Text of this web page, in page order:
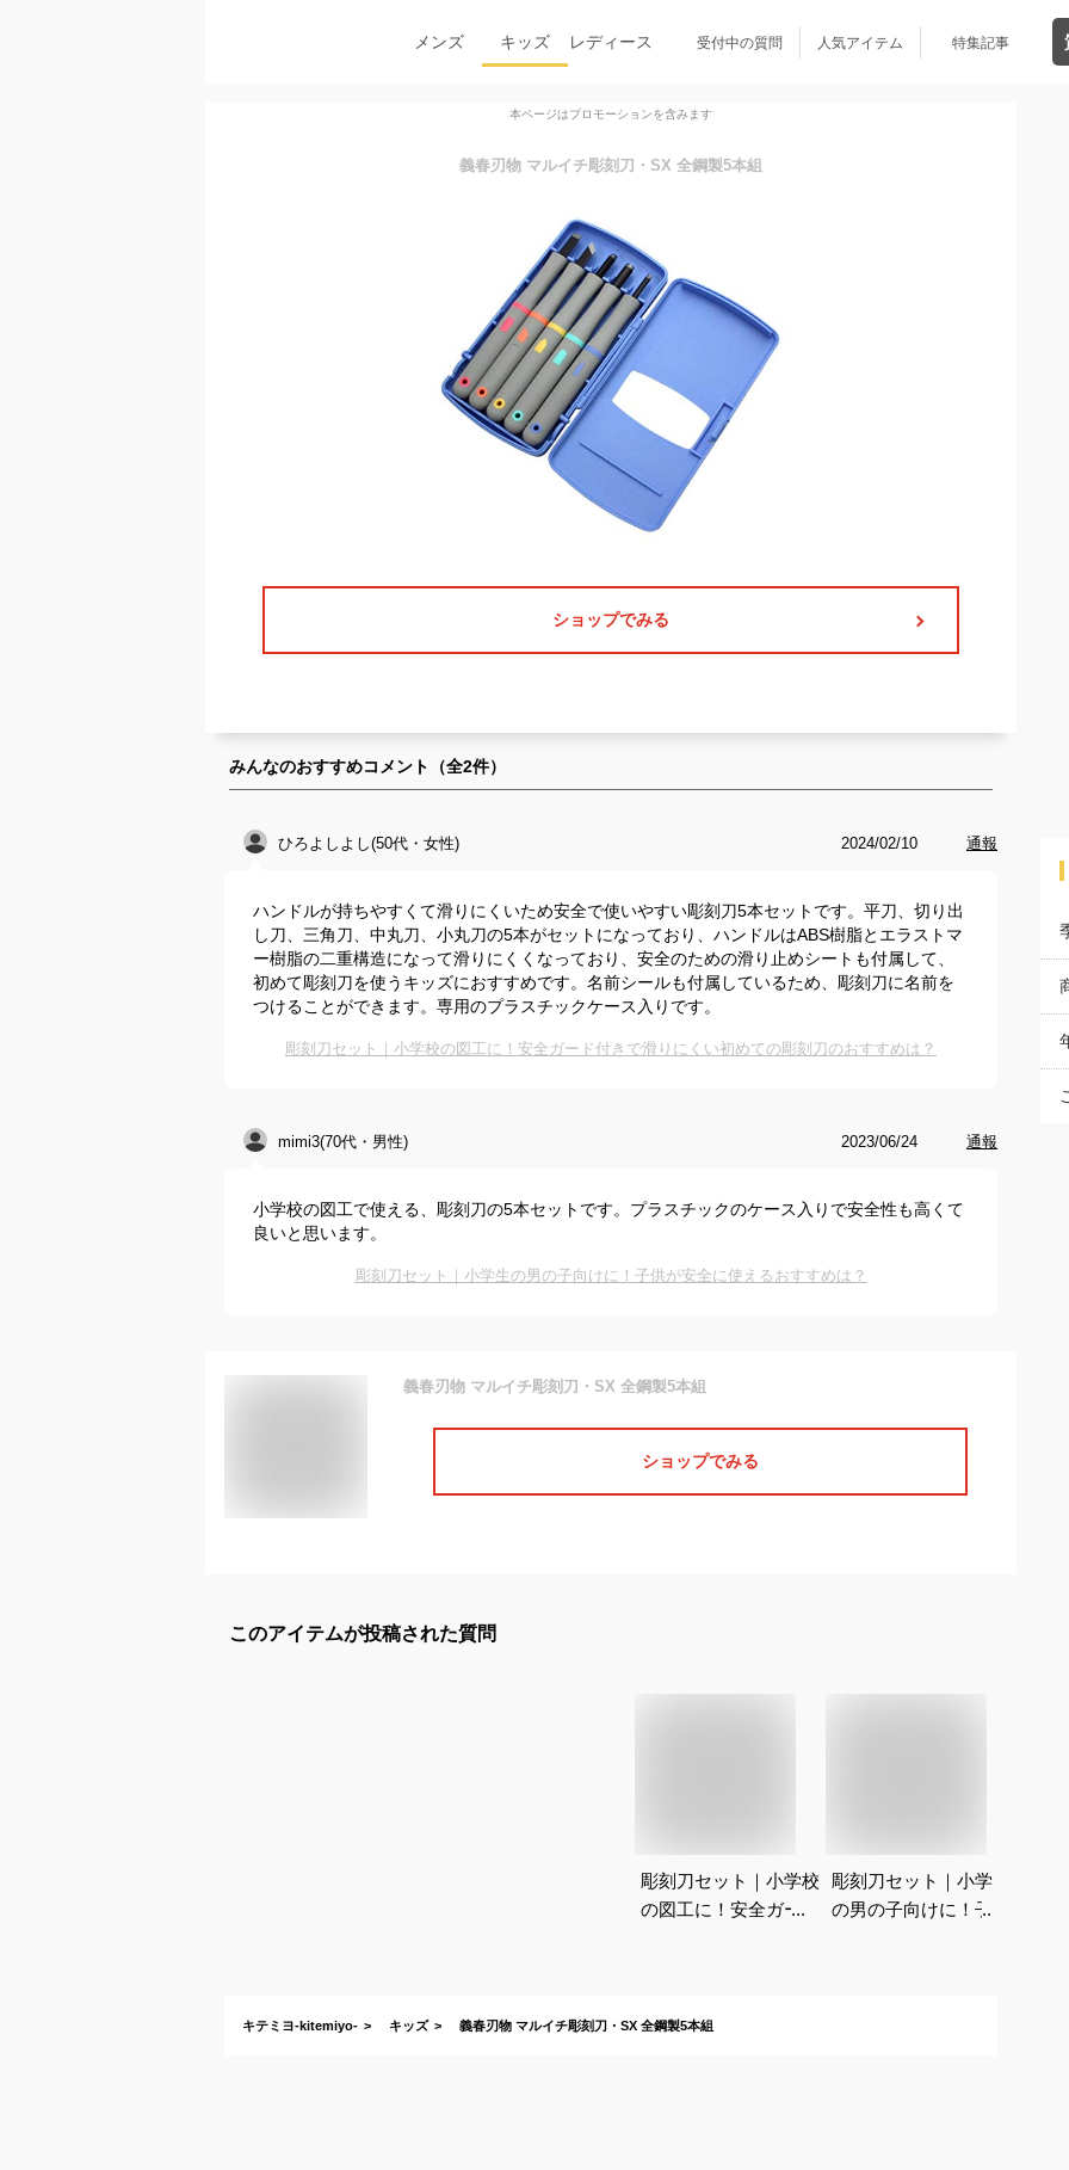
メンズ キッズ レディース 受付中の質問 人気アイテム 特集記事
本ページはプロモーションを含みます
義春刃物 マルイチ彫刻刀・SX 全鋼製5本組
ショップでみる
みんなのおすすめコメント（全2件）
ひろよしよし(50代・女性) 2024/02/10 通報
ハンドルが持ちやすくて滑りにくいため安全で使いやすい彫刻刀5本セットです。平刀、切り出
し刀、三角刀、中丸刀、小丸刀の5本がセットになっており、ハンドルはABS樹脂とエラストマ
ー樹脂の二重構造になって滑りにくくなっており、安全のための滑り止めシートも付属して、
初めて彫刻刀を使うキッズにおすすめです。名前シールも付属しているため、彫刻刀に名前を
つけることができます。専用のプラスチックケース入りです。
彫刻刀セット｜小学校の図工に！安全ガード付きで滑りにくい初めての彫刻刀のおすすめは？
mimi3(70代・男性) 2023/06/24 通報
小学校の図工で使える、彫刻刀の5本セットです。プラスチックのケース入りで安全性も高くて
良いと思います。
彫刻刀セット｜小学生の男の子向けに！子供が安全に使えるおすすめは？
義春刃物 マルイチ彫刻刀・SX 全鋼製5本組
ショップでみる
このアイテムが投稿された質問
彫刻刀セット｜小学校
の図工に！安全ガード
彫刻刀セット｜小学生
の男の子向けに！子供
キテミヨ-kitemiyo- キッズ 義春刃物 マルイチ彫刻刀・SX 全鋼製5本組